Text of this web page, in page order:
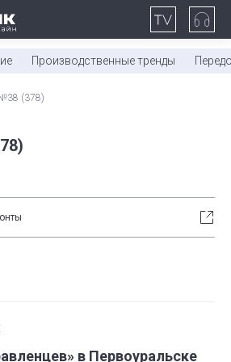
Производственные тренды
(378)
в Первоуральске